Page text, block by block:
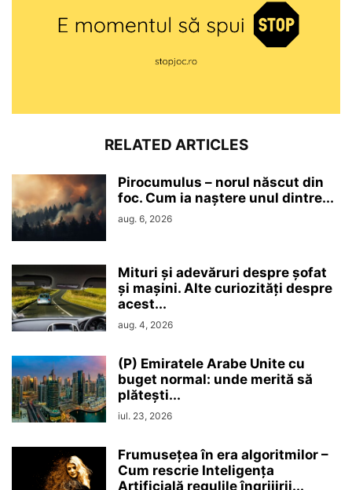
RELATED ARTICLES
Pirocumulus – norul născut din
foc. Cum ia naștere unul dintre...
aug. 6, 2026
Mituri și adevăruri despre șofat
și mașini. Alte curiozități despre
acest...
aug. 4, 2026
(P) Emiratele Arabe Unite cu
buget normal: unde merită să
plătești...
iul. 23, 2026
Frumusețea în era algoritmilor –
Cum rescrie Inteligența
Artificială regulile îngrijirii...